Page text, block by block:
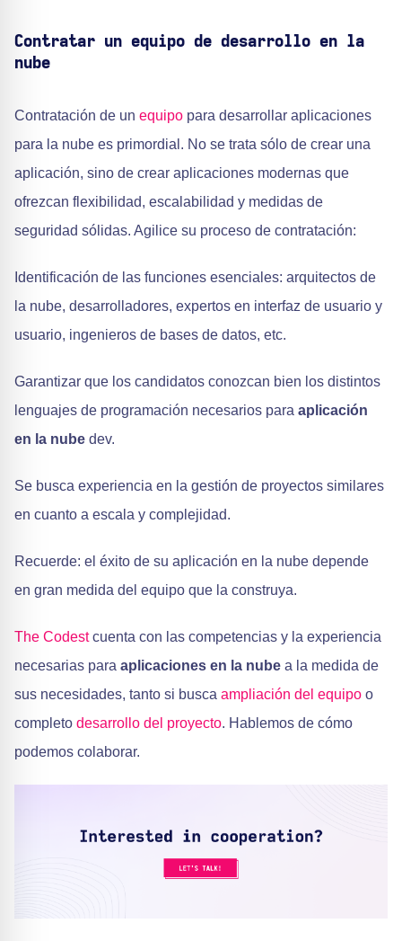
Contratar un equipo de desarrollo en la
nube
Contratación de un equipo para desarrollar aplicaciones
para la nube es primordial. No se trata sólo de crear una
aplicación, sino de crear aplicaciones modernas que
ofrezcan flexibilidad, escalabilidad y medidas de
seguridad sólidas. Agilice su proceso de contratación:
Identificación de las funciones esenciales: arquitectos de
la nube, desarrolladores, expertos en interfaz de usuario y
usuario, ingenieros de bases de datos, etc.
Garantizar que los candidatos conozcan bien los distintos
lenguajes de programación necesarios para aplicación
en la nube dev.
Se busca experiencia en la gestión de proyectos similares
en cuanto a escala y complejidad.
Recuerde: el éxito de su aplicación en la nube depende
en gran medida del equipo que la construya.
The Codestcuenta con las competencias y la experiencia
necesarias para aplicaciones en la nube a la medida de
sus necesidades, tanto si busca ampliación del equipo o
completo desarrollo del proyecto. Hablemos de cómo
podemos colaborar.